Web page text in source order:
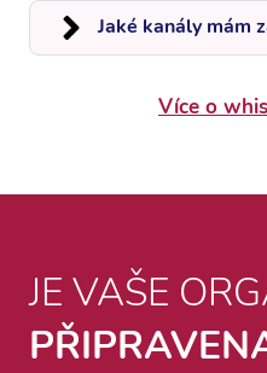
Jaké kanály mám
Více o
JE VAŠE